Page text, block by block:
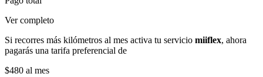
Ver completo
Si recorres más kilómetros al mes activa tu servicio miiflex, ahora
pagarás una tarifa preferencial de
$480 al mes